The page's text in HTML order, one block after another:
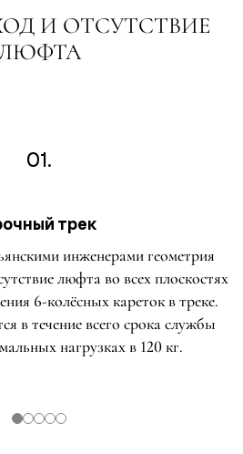
И ОТСУТСТВИЕ
01.
трек
инженерами геометрия
люфта во всех плоскостях
6-колёсных кареток в треке.
в течение всего срока службы
нагрузках в 120 кг.